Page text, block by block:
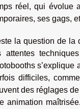
réel, qui évolue
ses gags,
la question de la
attentes
s’explique
difficiles,
des réglages
animation